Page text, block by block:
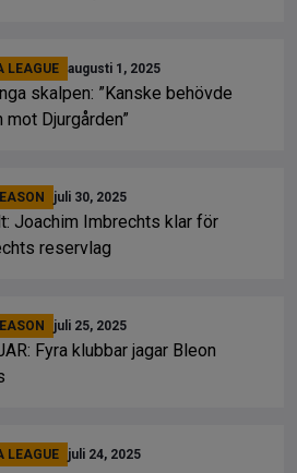
LEAGUE augusti 1, 2025
skalpen: ”Kanske behövde
mot Djurgården”
juli 30, 2025
Joachim Imbrechts klar för
reservlag
juli 25, 2025
Fyra klubbar jagar Bleon
LEAGUE juli 24, 2025